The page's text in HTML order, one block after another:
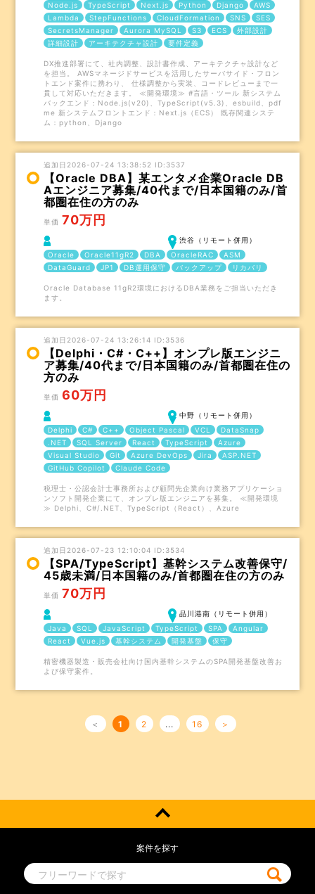
Node.js
TypeScript Next.js Python Django
AWS
Lambda
StepFunctions CloudFormation SNS
SES
SecretsManager
Aurora MySQL S3 ECS
外部設計
詳細設計
アーキテクチャ設計 要件定義
DX推進部署にて、社内調整、設計書作成、アーキテクチャ設計など
を担当。 AWSマネージドサービスを活用したサーバサイド・フロン
トエンド案件に携わり、 仕様調整から実装、コードレビューまで一
貫して対応いただきます。 ≪開発環境≫ #言語・ツール 新システム
バックエンド：Node.js(v20)、TypeScript(v5.3)、esbuild、pdf
me 新システムフロントエンド：Next.js（ECS） 既存関連システ
ム：python、Django
追加日2026-07-24 13:38:52 ID:3537
【Oracle DBA】某エンタメ企業Oracle DB
Aエンジニア募集/40代まで/日本国籍のみ/首
都圏在住の方のみ
単価 70万円
渋谷（リモート併用）
Oracle
Oracle11gR2 DBA OracleRAC
ASM
DataGuard
JP1 DB運用保守 バックアップ リカバリ
Oracle Database 11gR2環境におけるDBA業務をご担当いただき
ます。
追加日2026-07-24 13:26:14 ID:3536
【Delphi・C#・C++】オンプレ版エンジニ
ア募集/40代まで/日本国籍のみ/首都圏在住の
方のみ
単価 60万円
中野（リモート併用）
Delphi
C# C++ Object Pascal VCL
DataSnap
.NET
SQL Server React TypeScript
Azure
Visual Studio
Git Azure DevOps Jira
ASP.NET
GitHub Copilot
Claude Code
税理士・公認会計士事務所および顧問先企業向け業務アプリケーショ
ンソフト開発企業にて、オンプレ版エンジニアを募集。 ≪開発環境
≫ Delphi、C#/.NET、TypeScript（React）、Azure
追加日2026-07-23 12:10:04 ID:3534
【SPA/TypeScript】基幹システム改善保守/
45歳未満/日本国籍のみ/首都圏在住の方のみ
単価 70万円
品川港南（リモート併用）
Java
SQL JavaScript TypeScript SPA
Angular
React
Vue.js 基幹システム 開発基盤 保守
精密機器製造・販売会社向け国内基幹システムのSPA開発基盤改善お
よび保守案件。
＜ 1 2 ... 16 ＞
案件を探す